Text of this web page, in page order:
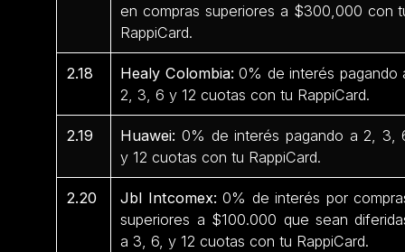
en compras superiores a $300,000 con
RappiCard.
2.18 Healy Colombia:0% de interés pagando
2, 3, 6 y 12 cuotas con tu RappiCard.
2.19 Huawei: 0% de interés pagando a 2, 3,
y 12 cuotas con tu RappiCard.
2.20 Jbl Intcomex:0% de interés por
superiores a $100.000 que sean
a 3, 6, y 12 cuotas con tu RappiCard.